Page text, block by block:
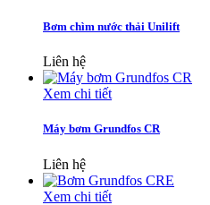
Bơm chìm nước thải Unilift
Liên hệ
Xem chi tiết
Máy bơm Grundfos CR
Liên hệ
Xem chi tiết